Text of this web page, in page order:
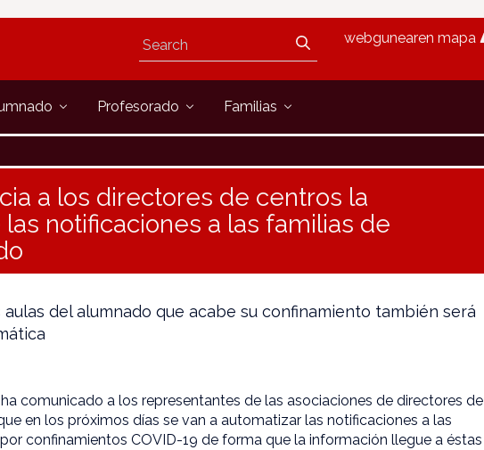
webgunearen mapa
Profesorado Familias
a los directores de centros la
notificaciones a las familias de
del alumnado que acabe su confinamiento también será
comunicado a los representantes de las asociaciones de directores de
en los próximos días se van a automatizar las notificaciones a las
confinamientos COVID-19 de forma que la información llegue a éstas